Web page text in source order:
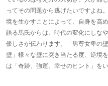
ってその問題から逃げたいですよね
境を生かすことによって、自身を高
語る馬氏からは、時代の変化にしな
優しさが伝わります。「男尊女卑の
壁」様々な壁に突き当たる度、逆境
は「奇跡、強運、幸せのヒント」をい